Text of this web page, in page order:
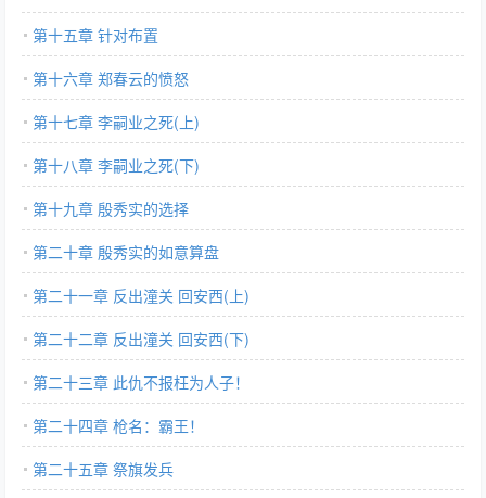
第十五章 针对布置
第十六章 郑春云的愤怒
第十七章 李嗣业之死(上)
第十八章 李嗣业之死(下)
第十九章 殷秀实的选择
第二十章 殷秀实的如意算盘
第二十一章 反出潼关 回安西(上)
第二十二章 反出潼关 回安西(下)
第二十三章 此仇不报枉为人子！
第二十四章 枪名：霸王！
第二十五章 祭旗发兵